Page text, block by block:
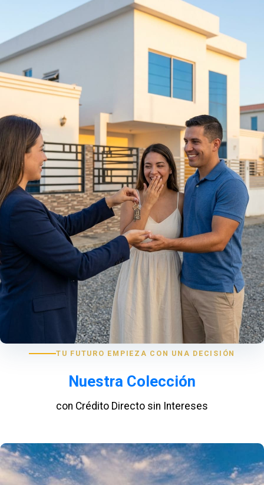
TU FUTURO EMPIEZA CON UNA DECISIÓN
Nuestra Colección
con Crédito Directo sin Intereses